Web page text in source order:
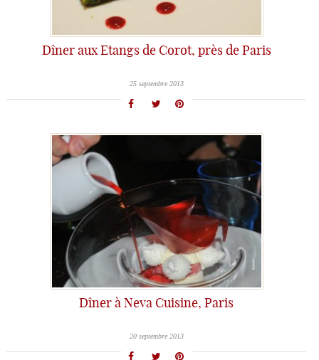
Dîner aux Etangs de Corot, près de Paris
25 septembre 2013
Dîner à Neva Cuisine, Paris
20 septembre 2013